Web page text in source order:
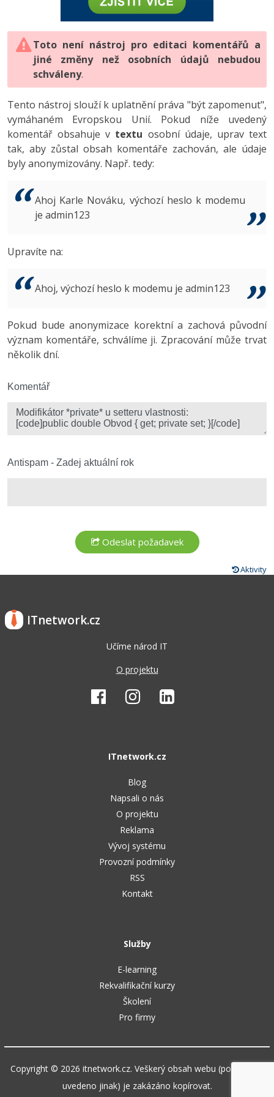
HTML5, CSS3, Bootstrap, SEO
SQL a databáze
Testování a verzování
UML a návrhové vzory
React
Spring
ASP.NET MVC
Best practices
PHP
JavaScript
Python
HTML / CSS
UML a návrhové vzory
MySQL/MariaDB
MS-SQL
Vývojář mobilních aplikací
C# Game developer
Tester
Systémový administrátor
3D grafik
Copywriter
WordPress specialista
-80%
JavaScript -80%
PHP -80%
Swift -80%
Kotlin -80%
VB.NET
Algoritmy -41%
Umělá inteligence (AI) -10%
Fórum
Digitální gramotnost
Marketing
WordPress
SEO
UX
Business
Copywriting
Windows
Kybernetická bezpečnost
Photoshop -80%
Adobe Illustrator -80%
Adobe Lightroom
Adobe XD
Adobe InDesign -25%
Adobe After Effects
Inkscape
Fórum
Toto není nástroj pro editaci komentářů a
jiné změny než osobních údajů nebudou
schváleny.
Tento nástroj slouží k uplatnění práva "být zapomenut",
vymáhaném Evropskou Unií. Pokud níže uvedený
komentář obsahuje v textu osobní údaje, uprav text
tak, aby zůstal obsah komentáře zachován, ale údaje
byly anonymizovány. Např. tedy:
Ahoj Karle Nováku, výchozí heslo k modemu
je admin123
Upravíte na:
Ahoj, výchozí heslo k modemu je admin123
Pokud bude anonymizace korektní a zachová původní
význam komentáře, schválíme ji. Zpracování může trvat
několik dní.
Komentář
Antispam - Zadej aktuální rok
Aktivity
ITnetwork.cz
Učíme národ IT
O projektu
ITnetwork.cz
Blog
Napsali o nás
O projektu
Reklama
Vývoj systému
Provozní podmínky
RSS
Kontakt
Služby
E-learning
Rekvalifikační kurzy
Školení
Pro firmy
Copyright © 2026 itnetwork.cz. Veškerý obsah webu (pokud není
uvedeno jinak) je zakázáno kopírovat.